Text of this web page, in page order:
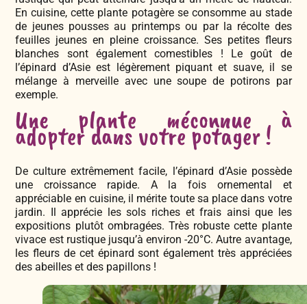
En cuisine, cette plante potagère se consomme au stade
de jeunes pousses au printemps ou par la récolte des
feuilles jeunes en pleine croissance. Ses petites fleurs
blanches sont également comestibles ! Le goût de
l’épinard d’Asie est légèrement piquant et suave, il se
mélange à merveille avec une soupe de potirons par
exemple.
Une plante méconnue à
adopter dans votre potager !
De culture extrêmement facile, l’épinard d’Asie possède
une croissance rapide. A la fois ornemental et
appréciable en cuisine, il mérite toute sa place dans votre
jardin. Il apprécie les sols riches et frais ainsi que les
expositions plutôt ombragées. Très robuste cette plante
vivace est rustique jusqu’à environ -20°C. Autre avantage,
les fleurs de cet épinard sont également très appréciées
des abeilles et des papillons !